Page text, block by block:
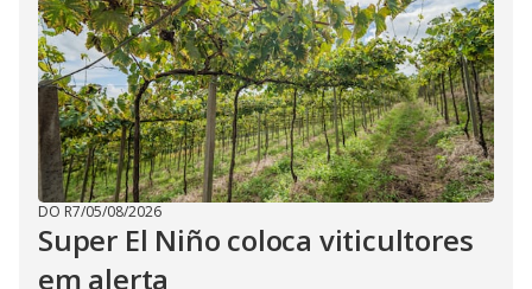
DO R7/05/08/2026
Super El Niño coloca viticultores
em alerta